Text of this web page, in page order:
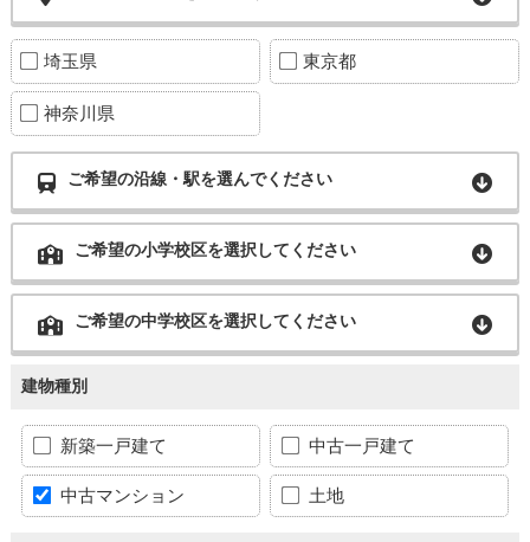
埼玉県 東京都
神奈川県
ご希望の沿線・駅を選んでください
ご希望の小学校区を選択してください
ご希望の中学校区を選択してください
建物種別
新築一戸建て 中古一戸建て
中古マンション 土地